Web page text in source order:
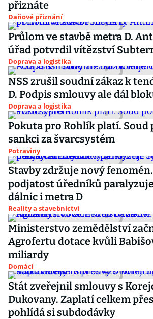
přiznáte
Daňové přiznání
Průlom ve stavbě metra D.
úřad potvrdil vítězství
Doprava a logistika
NSS zrušil soudní zákaz k
D. Podpis smlouvy ale dál
Doprava a logistika
Pokuta pro Rohlík platí.
sankci za švarcsystém
Potraviny
Stavby zdržuje nový
podjatost úředníků
dálnic i metra D
Reality a stavebnictví
Ministerstvo zemědělství
Agrofertu dotace kvůli
miliardy
Domácí
Stát zveřejnil smlouvy s
Dukovany. Zaplatí celkem
pohlídá si subdodávky